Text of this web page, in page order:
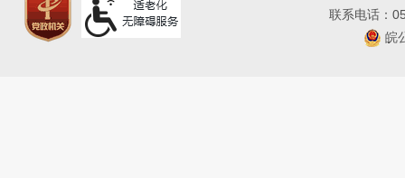
联系电话：
皖